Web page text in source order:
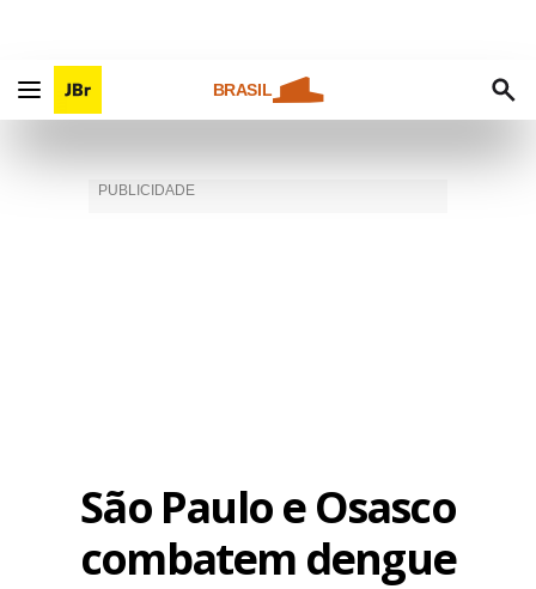
BRASIL
São Paulo e Osasco
combatem dengue